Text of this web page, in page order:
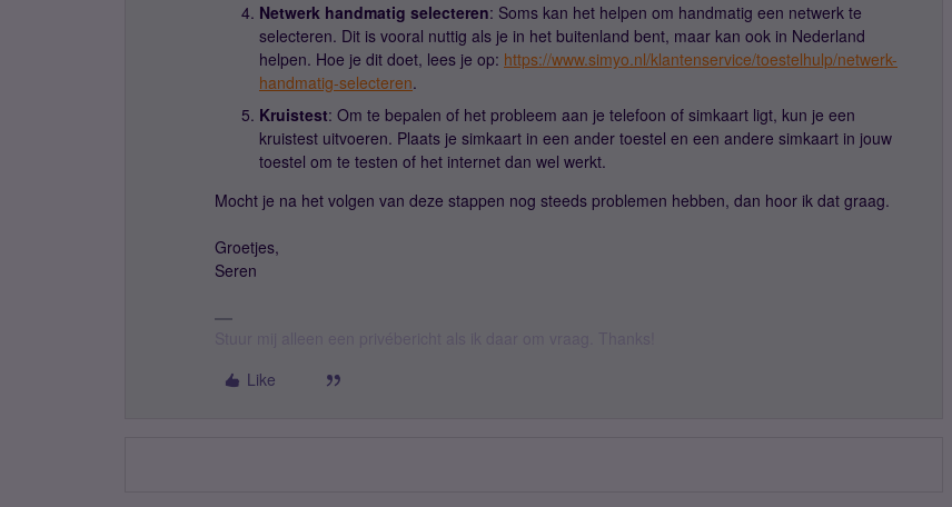
Netwerk handmatig selecteren: Soms kan het helpen om handmatig een netwerk te
selecteren. Dit is vooral nuttig als je in het buitenland bent, maar kan ook in Nederland
helpen. Hoe je dit doet, lees je op: https://www.simyo.nl/klantenservice/toestelhulp/netwerk-
handmatig-selecteren.
Kruistest: Om te bepalen of het probleem aan je telefoon of simkaart ligt, kun je een
kruistest uitvoeren. Plaats je simkaart in een ander toestel en een andere simkaart in jouw
toestel om te testen of het internet dan wel werkt.
Mocht je na het volgen van deze stappen nog steeds problemen hebben, dan hoor ik dat graag.
Groetjes,
Seren
Like